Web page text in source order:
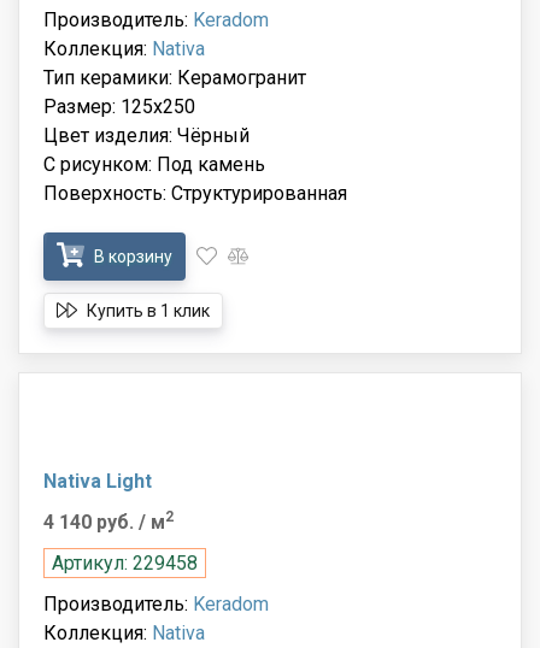
Производитель: Keradom
Коллекция: Nativa
Тип керамики: Керамогранит
Размер: 125x250
Цвет изделия: Чёрный
С рисунком: Под камень
Поверхность: Структурированная
В корзину
Купить в 1 клик
Nativa Light
4 140 руб. / м2
Артикул: 229458
Производитель: Keradom
Коллекция: Nativa